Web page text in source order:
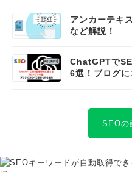
アンカーテキ
など解説！
ChatGPTで
6選！ブログ
SEOの